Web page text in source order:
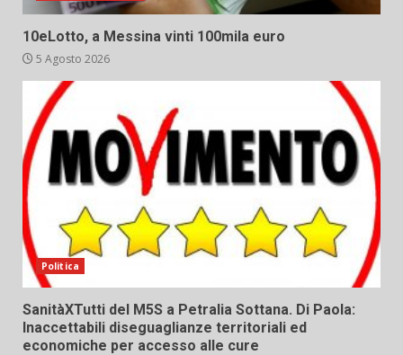
10eLotto, a Messina vinti 100mila euro
5 Agosto 2026
Politica
SanitàXTutti del M5S a Petralia Sottana. Di Paola:
Inaccettabili diseguaglianze territoriali ed
economiche per accesso alle cure